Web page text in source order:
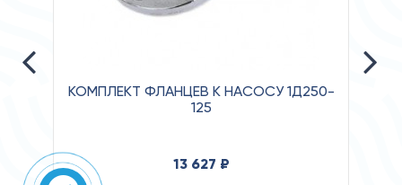
КОМПЛЕКТ ФЛАНЦЕВ К НАСОСУ 1Д250-
125
13 627 ₽